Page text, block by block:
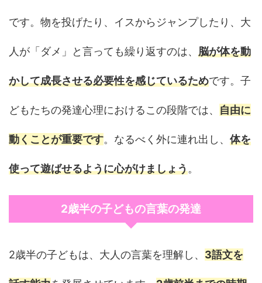
です。物を投げたり、イスからジャンプしたり、大
人が「ダメ」と言っても繰り返すのは、 脳が体を動
かして成長させる必要性を感じているためです。子
どもたちの発達心理におけるこの段階では、 自由に
動くことが重要です。なるべく外に連れ出し、 体を
使って遊ばせるように心がけましょう。
2歳半の子どもの言葉の発達
2歳半の子どもは、大人の言葉を理解し、 3語文を